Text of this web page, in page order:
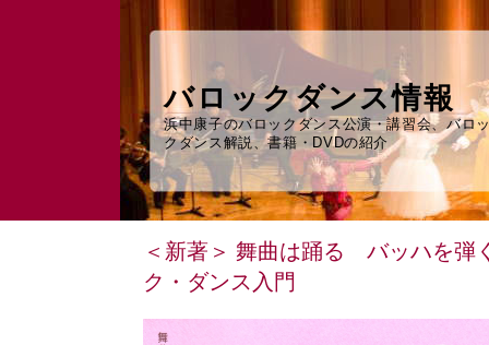
バロックダンス情報
浜中康子のバロックダンス公演・講習会、バロ
クダンス解説、書籍・DVDの紹介
＜新著＞ 舞曲は踊る バッハを弾
ク・ダンス入門